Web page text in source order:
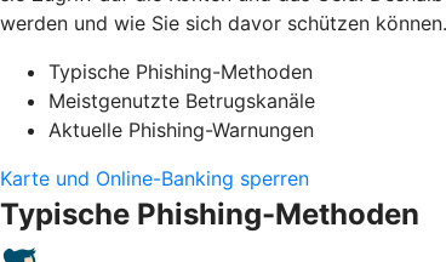
werden und wie Sie sich davor schützen können.
Typische Phishing-Methoden
Meistgenutzte Betrugskanäle
Aktuelle Phishing-Warnungen
Karte und Online-Banking sperren
Typische Phishing-Methoden